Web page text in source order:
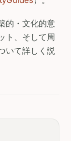
的・文化的意
ト、そして周
いて詳しく説